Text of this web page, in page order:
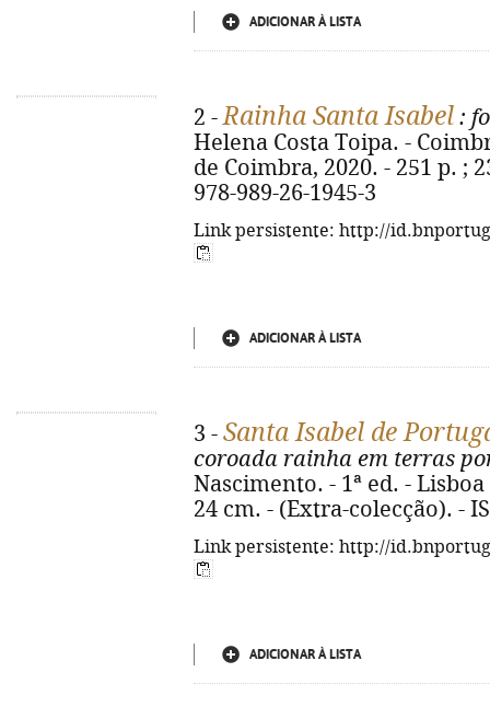
ADICIONAR À LISTA
2 -Rainha Santa Isabel :
Helena Costa Toipa. -
de Coimbra, 2020. - 251 p. ;
978-989-26-1945-3
Link persistente: http://
ADICIONAR À LISTA
3 - Santa Isabel de
coroada rainha em terras
Nascimento. - 1ª ed. -
24 cm. - (Extra-colecção). -
Link persistente: http://
ADICIONAR À LISTA